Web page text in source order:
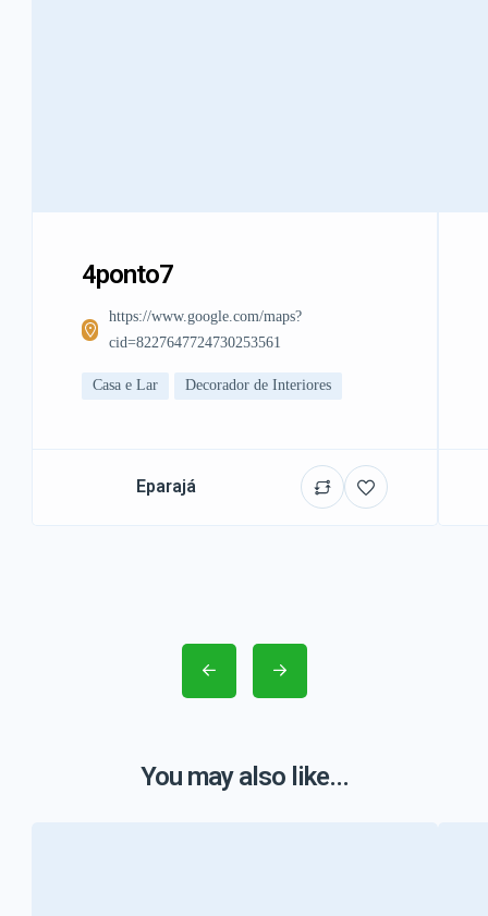
4ponto7
https://www.google.com/maps?
cid=8227647724730253561
Casa e Lar Decorador de Interiores
Eparajá
You may also like...